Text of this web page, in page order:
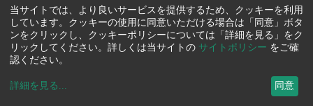
当サイトでは、より良いサービスを提供するため、クッキーを利用
しています。クッキーの使用に同意いただける場合は「同意」ボタ
ンをクリックし、クッキーポリシーについては「詳細を見る」をク
リックしてください。詳しくは当サイトの サイトポリシー をご確
認ください。
詳細を見る ... 同意